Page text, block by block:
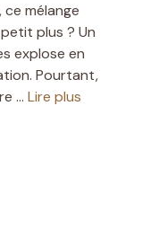
mélange
plus ? Un
explose en
Pourtant,
… Lire plus